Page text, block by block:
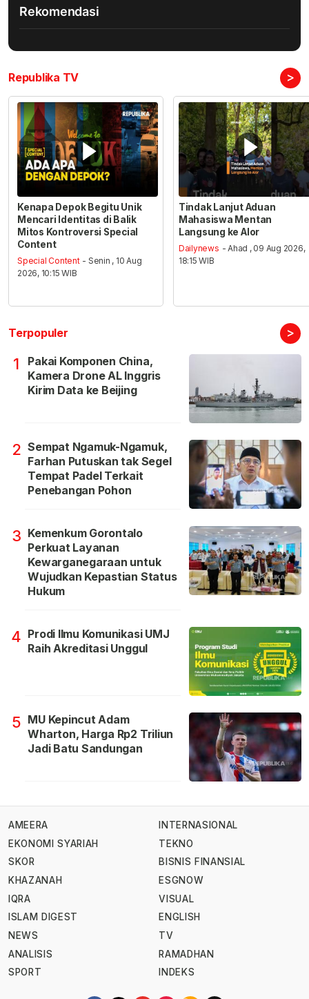
Rekomendasi
Republika TV >
Kenapa Depok Begitu Unik
Mencari Identitas di Balik
Mitos Kontroversi Special
Content
Special Content - Senin , 10 Aug
2026, 10:15 WIB
Tindak Lanjut Aduan
Mahasiswa Mentan
Langsung ke Alor
Dailynews - Ahad , 09 Aug 2026,
18:15 WIB
Terpopuler >
1
Pakai Komponen China,
Kamera Drone AL Inggris
Kirim Data ke Beijing
2 Sempat Ngamuk-Ngamuk,
Farhan Putuskan tak Segel
Tempat Padel Terkait
Penebangan Pohon
3 Kemenkum Gorontalo
Perkuat Layanan
Kewarganegaraan untuk
Wujudkan Kepastian Status
Hukum
4 Prodi Ilmu Komunikasi UMJ
Raih Akreditasi Unggul
5 MU Kepincut Adam
Wharton, Harga Rp2 Triliun
Jadi Batu Sandungan
AMEERA
EKONOMI SYARIAH
SKOR
KHAZANAH
IQRA
ISLAM DIGEST
NEWS
ANALISIS
SPORT
INTERNASIONAL
TEKNO
BISNIS FINANSIAL
ESGNOW
VISUAL
ENGLISH
TV
RAMADHAN
INDEKS